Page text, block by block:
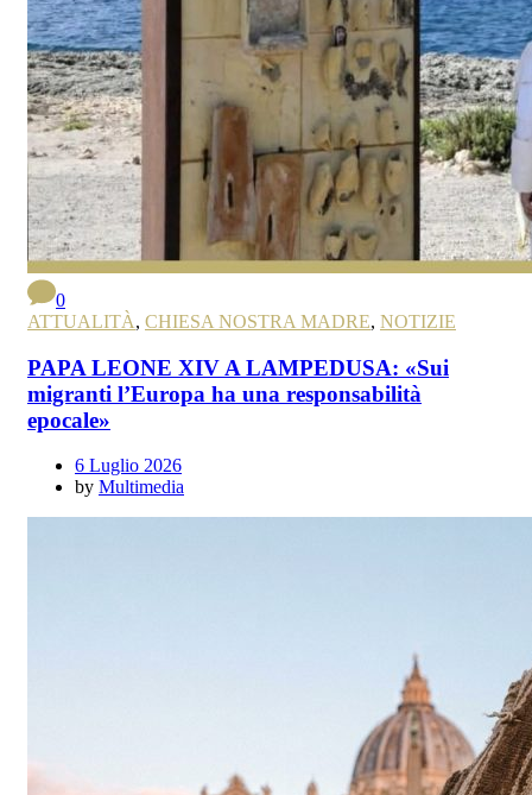
0
ATTUALITÀ, CHIESA NOSTRA MADRE, NOTIZIE
PAPA LEONE XIV A LAMPEDUSA: «Sui
migranti l’Europa ha una responsabilità
epocale»
6 Luglio 2026
by Multimedia